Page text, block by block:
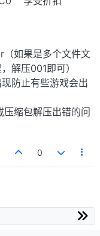
（如果是多个文件文
解压001即可）
防止有些游戏会出
压缩包解压出错的问
0